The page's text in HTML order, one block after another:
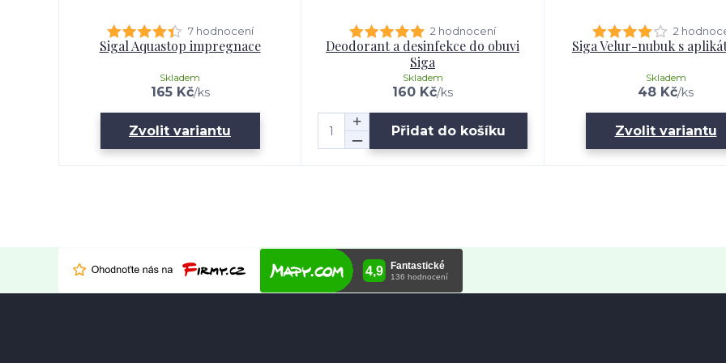
7 hodnocení
Sigal Aquastop impregnace
165 Kč/ks
Skladem
Zvolit variantu
2 hodnocení
Deodorant a desinfekce do obuvi
Siga
160 Kč/ks
Skladem
Přidat do košíku
2
Siga Velur-nubuk s
48 Kč/ks
Skladem
Zvolit variantu